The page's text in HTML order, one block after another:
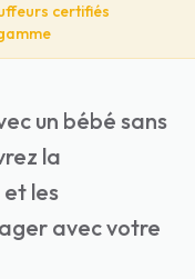
certifiés
un bébé sans
la
les
avec votre